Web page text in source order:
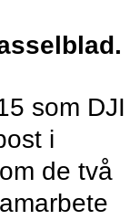
som DJI
i
de två